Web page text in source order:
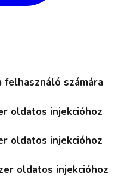
felhasználó számára
oldatos injekcióhoz
oldatos injekcióhoz
oldatos injekcióhoz